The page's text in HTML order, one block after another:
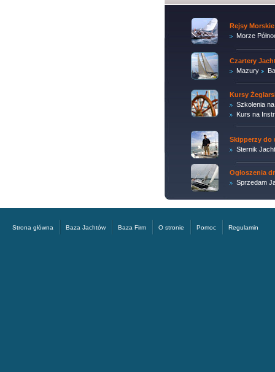
Rejsy Morskie
Morze
Czartery
Mazury
Kursy
Szkolenia
Kurs na
Skipperzy do
Sternik
Ogłoszenia
Sprzedam
Strona główna Baza Jachtów Baza Firm O stronie Pomoc Regulamin